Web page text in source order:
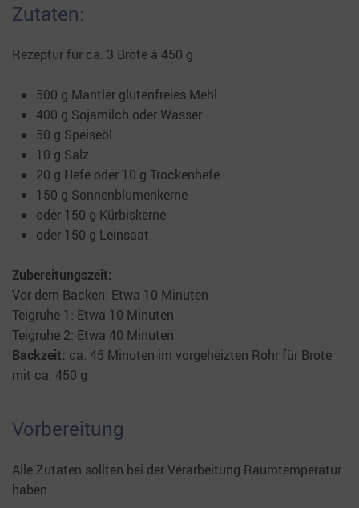
Zutaten:
Rezeptur für ca. 3 Brote à 450 g
500 g Mantler glutenfreies Mehl
400 g Sojamilch oder Wasser
50 g Speiseöl
10 g Salz
20 g Hefe oder 10 g Trockenhefe
150 g Sonnenblumenkerne
oder 150 g Kürbiskerne
oder 150 g Leinsaat
Zubereitungszeit:
Vor dem Backen: Etwa 10 Minuten
Teigruhe 1: Etwa 10 Minuten
Teigruhe 2: Etwa 40 Minuten
Backzeit: ca. 45 Minuten im vorgeheizten Rohr für Brote
mit ca. 450 g
Vorbereitung
Alle Zutaten sollten bei der Verarbeitung Raumtemperatur
haben.